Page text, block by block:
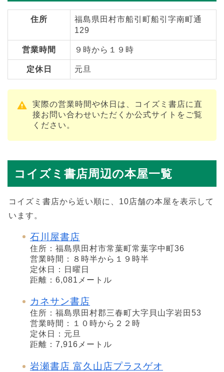
住所
福島県田村市船引町船引字南町通
129
営業時間 ９時から１９時
定休日 元旦
実際の営業時間や休日は、コイズミ書店に直
接お問い合わせいただくか公式サイトをご覧
ください。
コイズミ書店周辺の本屋一覧
コイズミ書店から近い順に、10店舗の本屋を表示して
います。
石川屋書店
住所：福島県田村市常葉町常葉字中町36
営業時間：８時半から１９時半
定休日：日曜日
距離：6,081メートル
カネサン書店
住所：福島県田村郡三春町大字貝山字岩田53
営業時間：１０時から２２時
定休日：元旦
距離：7,916メートル
岩瀬書店 富久山店プラスゲオ